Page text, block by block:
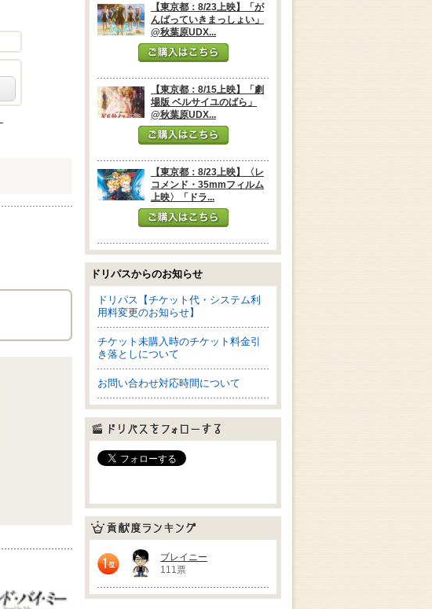
【東京都：8/23上映】「が
んばっていきまっしょい」
@秋葉原UDX...
【東京都：8/15上映】「劇
場版 ベルサイユのばら」
@秋葉原UDX...
【東京都：8/23上映】〈レ
コメンド・35mmフィルム
上映〉「ドラ...
ドリパスからのお知らせ
ドリパス【チケット代・システム利
用料変更のお知らせ】
チケット未購入時のチケット料金引
き落としについて
お問い合わせ対応時間について
ドリパスをフォローする
貢献度ランキングブレイニー
111票